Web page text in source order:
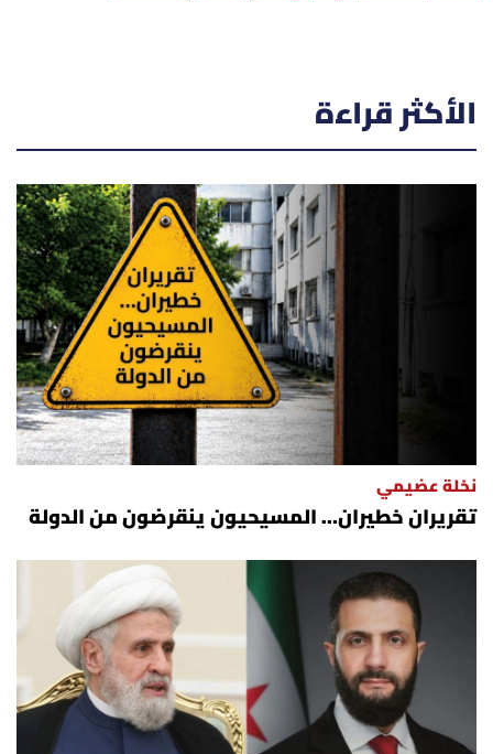
الأكثر قراءة
نخلة عضيمي
تقريران خطيران… المسيحيون ينقرضون من الدولة